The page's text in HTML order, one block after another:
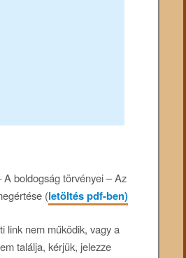
A boldogság törvényei – Az
(letöltés pdf-ben)
link nem működik, vagy a
találja, kérjük, jelezze